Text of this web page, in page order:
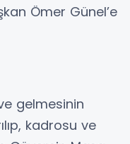
Ömer Günel’e
gelmesinin
kadrosu ve